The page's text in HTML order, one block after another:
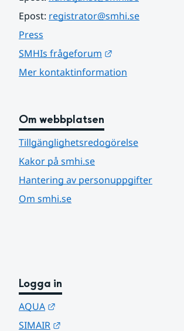
Epost: registrator@smhi.se
Press
SMHIs frågeforum
Mer kontaktinformation
Om webbplatsen
Tillgänglighetsredogörelse
Kakor på smhi.se
Hantering av personuppgifter
Om smhi.se
Logga in
AQUA
SIMAIR